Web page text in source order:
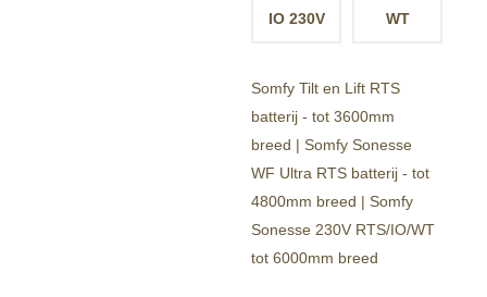
IO 230V
WT
Somfy Tilt en Lift RTS
batterij - tot 3600mm
breed | Somfy Sonesse
WF Ultra RTS batterij - tot
4800mm breed | Somfy
Sonesse 230V RTS/IO/WT
tot 6000mm breed